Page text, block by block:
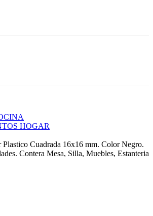
HOGAR
Plastico Cuadrada 16x16 mm. Color Negro.
Contera Mesa, Silla, Muebles, Estanteria